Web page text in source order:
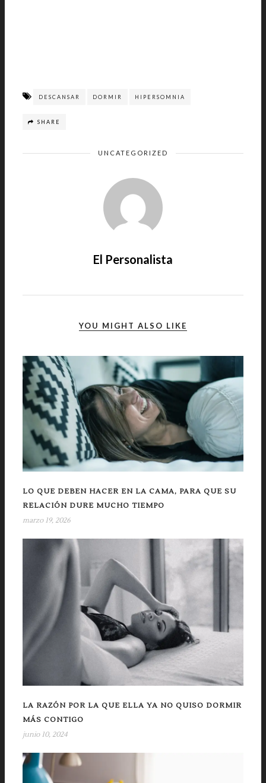
DESCANSAR DORMIR HIPERSOMNIA
SHARE
UNCATEGORIZED
El Personalista
YOU MIGHT ALSO LIKE
LO QUE DEBEN HACER EN LA CAMA, PARA QUE SU
RELACIÓN DURE MUCHO TIEMPO
marzo 19, 2026
LA RAZÓN POR LA QUE ELLA YA NO QUISO DORMIR
MÁS CONTIGO
junio 10, 2024